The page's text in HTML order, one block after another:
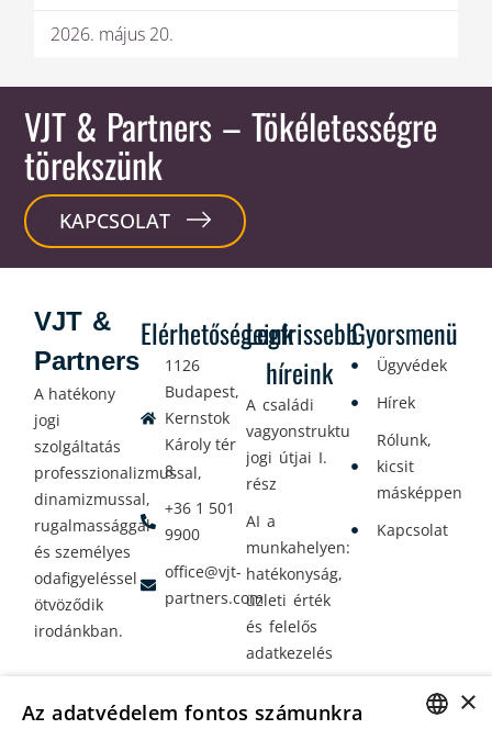
2026. május 20.
VJT & Partners – Tökéletességre
törekszünk
KAPCSOLAT
Elérhetőségeink
1126
Budapest,
Kernstok
Károly tér
8.
+36 1 501
9900
office@vjt-
partners.com
Legfrissebb
híreink
A családi
vagyonstrukturálás
jogi útjai I.
rész
AI a
munkahelyen:
hatékonyság,
üzleti érték
és felelős
adatkezelés
amikor a jövő
Gyorsmenü
Ügyvédek
Hírek
Rólunk,
kicsit
másképpen
Kapcsolat
VJT &
Partners
A hatékony
jogi
szolgáltatás
professzionalizmussal,
dinamizmussal,
rugalmassággal
és személyes
odafigyeléssel
ötvöződik
irodánkban.
×
Az adatvédelem fontos számunkra